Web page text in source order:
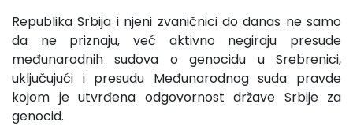
Republika Srbija i njeni zvaničnici do danas ne samo
da ne priznaju, već aktivno negiraju presude
međunarodnih sudova o genocidu u Srebrenici,
uključujući i presudu Međunarodnog suda pravde
kojom je utvrđena odgovornost države Srbije za
genocid.